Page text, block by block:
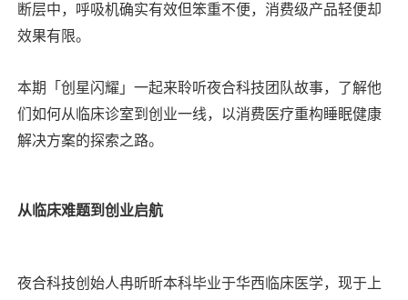
断层中，呼吸机确实有效但笨重不便，消费级产品轻便却
效果有限。
本期「创星闪耀」一起来聆听夜合科技 团队故事，了解他
们如何从临床诊室到创业一线，以消费医疗重构睡眠健康
解决方案的探索之路。
从临床难题到创业启航
夜合科技创始人冉昕昕本科毕业于华西临床医学，现于上